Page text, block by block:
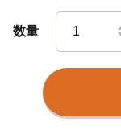
数量